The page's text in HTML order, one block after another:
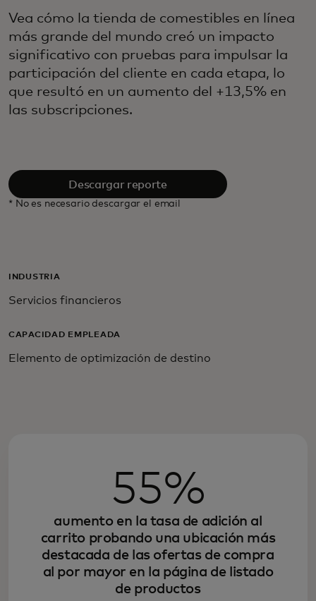
Vea cómo la tienda de comestibles en línea
más grande del mundo creó un impacto
significativo con pruebas para impulsar la
participación del cliente en cada etapa, lo
que resultó en un aumento del +13,5% en
las subscripciones.
Descargar reporte
* No es necesario descargar el email
INDUSTRIA
Servicios financieros
CAPACIDAD EMPLEADA
Elemento de optimización de destino
55%
aumento en la tasa de adición al
carrito probando una ubicación más
destacada de las ofertas de compra
al por mayor en la página de listado
de productos